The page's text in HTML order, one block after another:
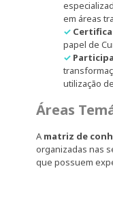
em áreas
✓
papel de
✓
utilização
Áreas
A matriz de
organizadas nas
que possuem